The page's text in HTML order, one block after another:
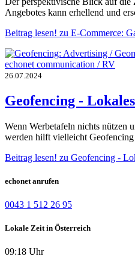
Angebotes kann erhellend und
Beitrag lesen! zu E-Commerce:
26.07.2024
Geofencing -
Wenn Werbetafeln nichts nützen
werden hilft vielleicht
Beitrag lesen! zu Geofencing -
echonet anrufen
0043 1 512 26 95
Lokale Zeit in Österreich
09:18 Uhr